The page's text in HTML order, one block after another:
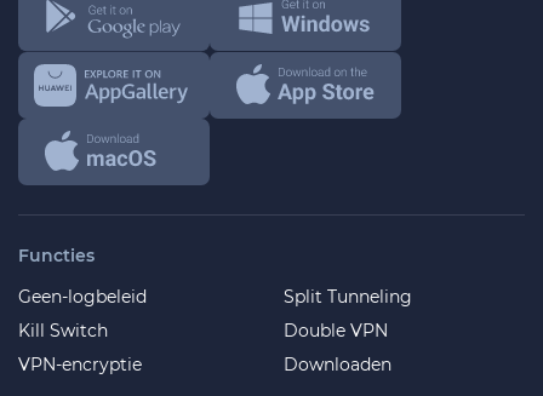
Functies
Geen-logbeleid
Split Tunneling
Kill Switch
Double VPN
VPN-encryptie
Downloaden